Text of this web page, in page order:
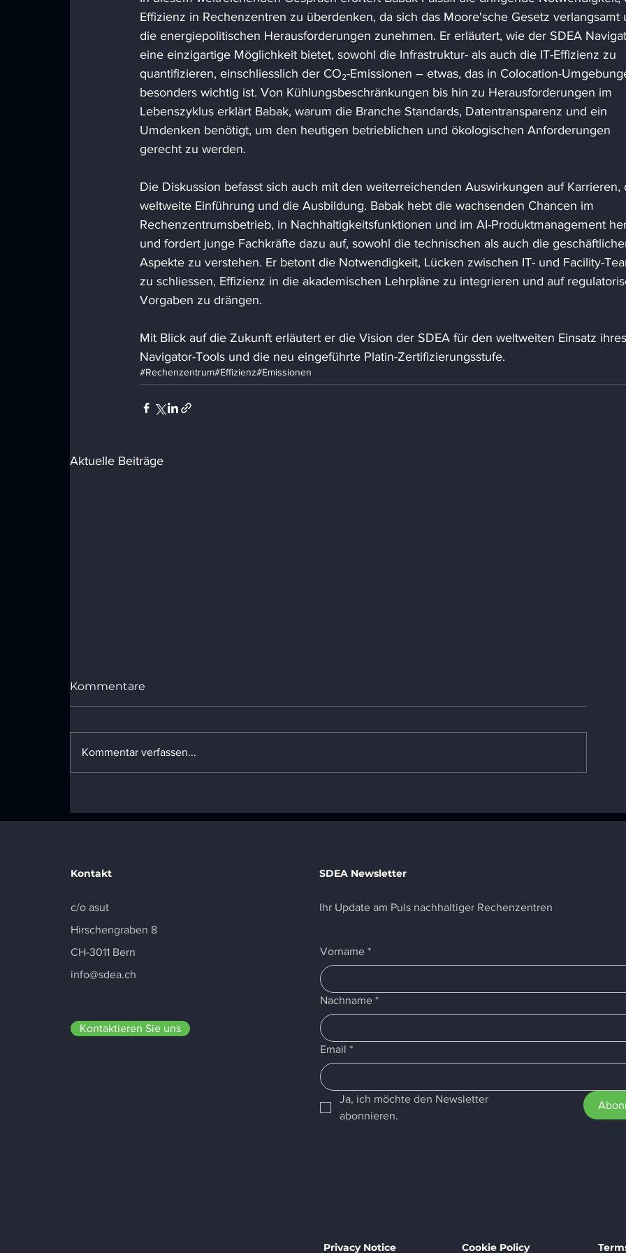
Effizienz in Rechenzentren zu überdenken, da sich das Moore'sche Gesetz verlangsamt
die energiepolitischen Herausforderungen zunehmen. Er erläutert, wie der SDEA
eine einzigartige Möglichkeit bietet, sowohl die Infrastruktur- als auch die IT-Effizienz zu
quantifizieren, einschliesslich der CO₂-Emissionen – etwas, das in Colocation-
besonders wichtig ist. Von Kühlungsbeschränkungen bis hin zu Herausforderungen im
Lebenszyklus erklärt Babak, warum die Branche Standards, Datentransparenz und ein
Umdenken benötigt, um den heutigen betrieblichen und ökologischen Anforderungen
gerecht zu werden.
Die Diskussion befasst sich auch mit den weiterreichenden Auswirkungen auf Karrieren,
weltweite Einführung und die Ausbildung. Babak hebt die wachsenden Chancen im
Rechenzentrumsbetrieb, in Nachhaltigkeitsfunktionen und im AI-Produktmanagement
und fordert junge Fachkräfte dazu auf, sowohl die technischen als auch die
Aspekte zu verstehen. Er betont die Notwendigkeit, Lücken zwischen IT- und Facility-
zu schliessen, Effizienz in die akademischen Lehrpläne zu integrieren und auf
Vorgaben zu drängen.
Mit Blick auf die Zukunft erläutert er die Vision der SDEA für den weltweiten Einsatz ihres
Navigator-Tools und die neu eingeführte Platin-Zertifizierungsstufe.
#Rechenzentrum#Effizienz#Emissionen
Aktuelle Beiträge
Finalist bei den DCS
Zukunft rüsten:
Effizienz von
Kommentare
Kommentar verfassen...
Kontakt
c/o asut
Hirschengraben 8
CH-3011 Bern
info@sdea.ch
Kontaktieren Sie uns
SDEA Newsletter
Ihr Update am Puls nachhaltiger Rechenzentren
Vorname *
Nachname *
Email *
Ja, ich möchte den Newsletter
abonnieren.
Privacy Notice Cookie Policy